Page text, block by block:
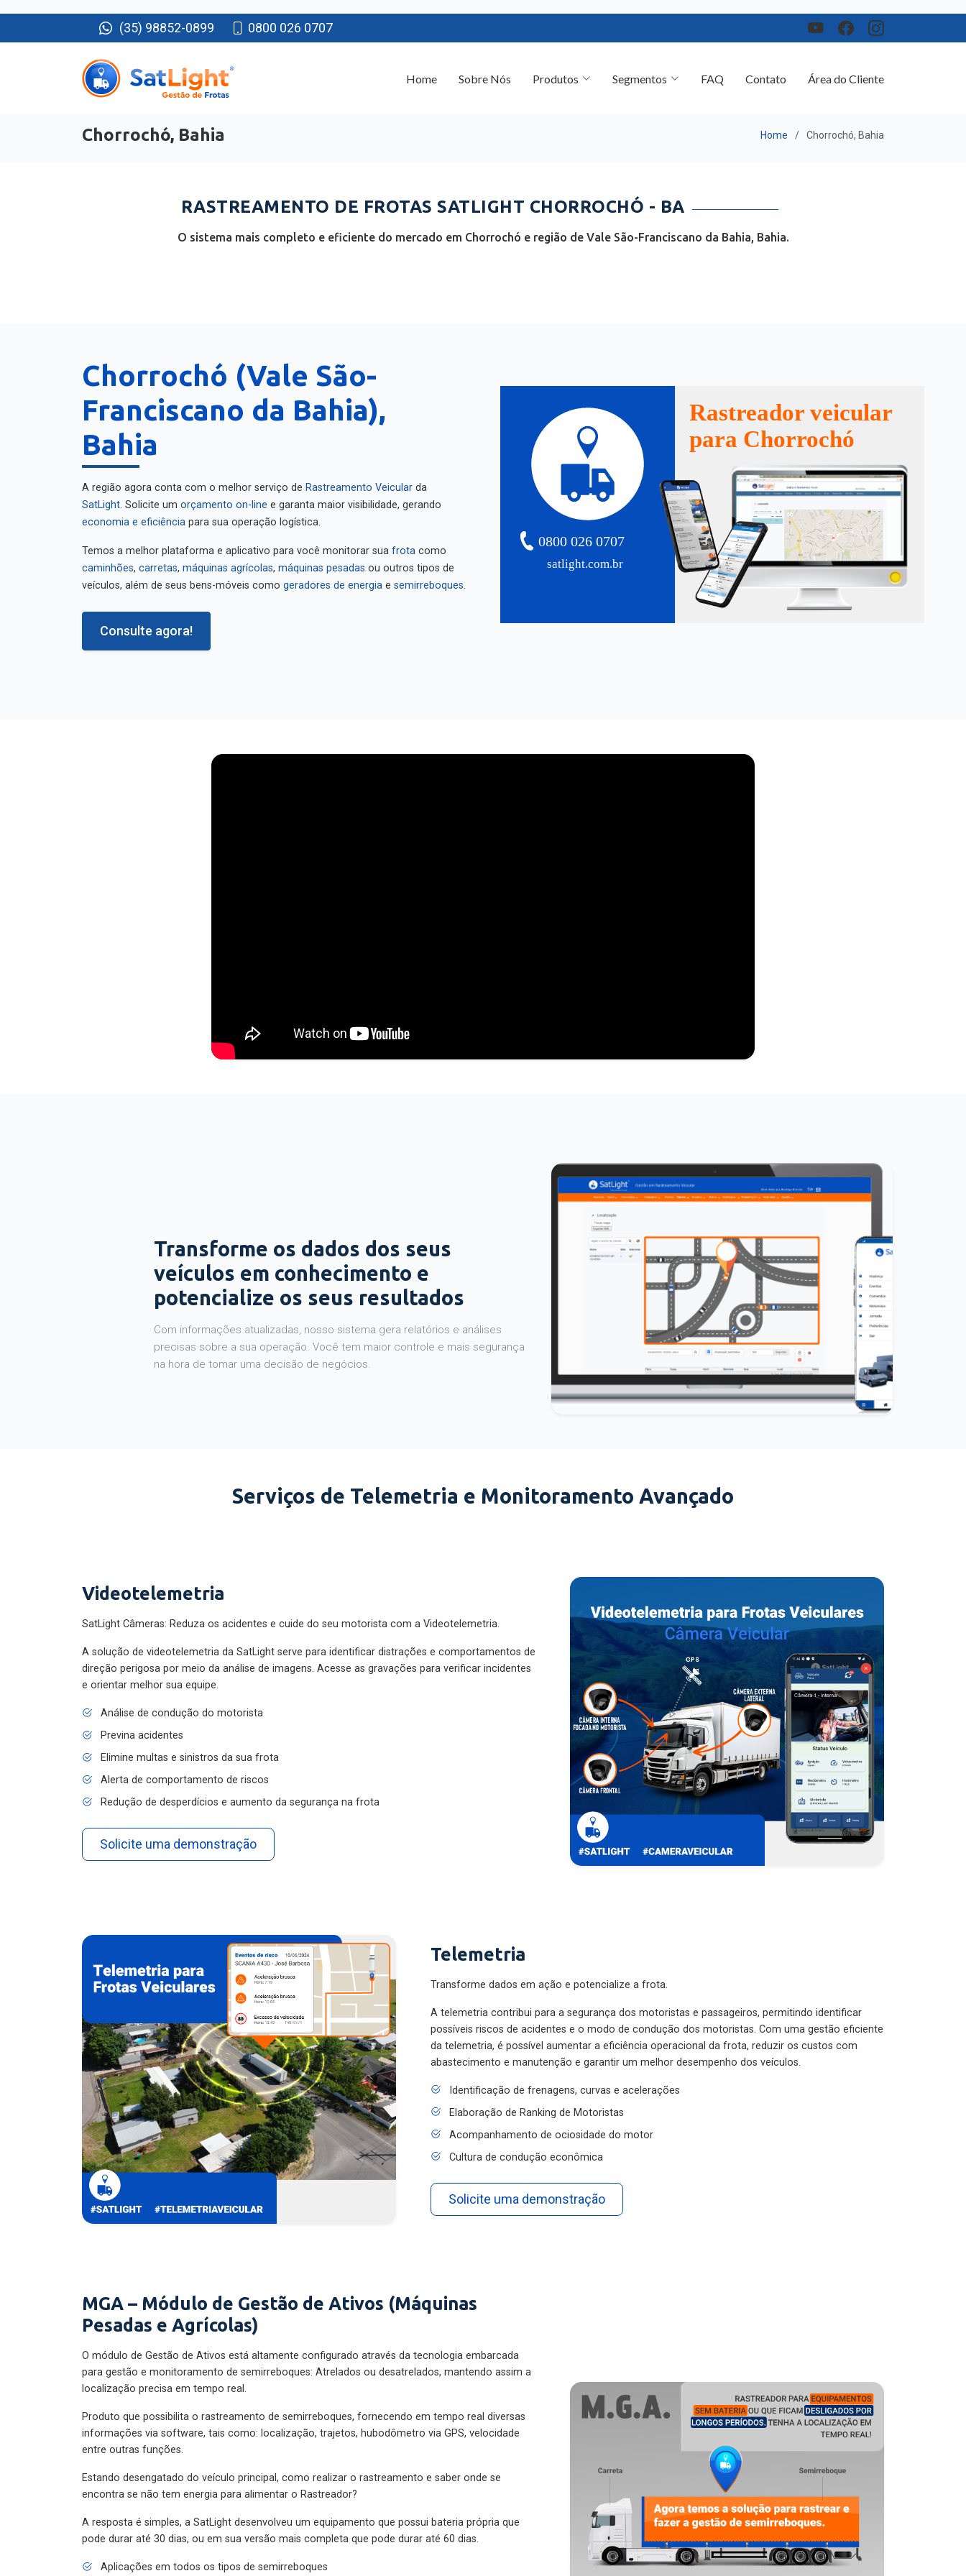
(35) 98852-0899 0800 026 0707
Chorrochó, Bahia
RASTREAMENTO DE FROTAS SATLIGHT CHORROCHÓ - BA
O sistema mais completo e eficiente do mercado em Chorrochó e região de Vale São-Franciscano da Bahia, Bahia.
Chorrochó (Vale São-
Franciscano da Bahia),
Bahia
A região agora conta com o melhor serviço de Rastreamento Veicular
da
SatLight
. Solicite um orçamento on-line
e garanta maior visibilidade, gerando
economia e eficiência
para sua operação logística.
Temos a melhor plataforma e aplicativo para você monitorar sua frota
caminhões
máquinas agrícolas máquinas pesadas
ou outros tipos de
veículos, além de seus bens-móveis como
geradores de energia semirreboques
Consulte agora!
satlight.com.br
0800 026 0707
Rastreador veicular
para Chorrochó
Transforme os dados dos seus
veículos em conhecimento e
potencialize os seus resultados
Com informações atualizadas, nosso sistema gera relatórios e análises
precisas sobre a sua operação. Você tem maior controle e mais segurança
na hora de tomar uma decisão de negócios.
Serviços de Telemetria e Monitoramento Avançado
Videotelemetria
SatLight Câmeras: Reduza os acidentes e cuide do seu motorista com a Videotelemetria.
A solução de videotelemetria da SatLight serve para identificar distrações e comportamentos de
direção perigosa por meio da análise de imagens. Acesse as gravações para verificar incidentes
e orientar melhor sua equipe.
Análise de condução do motorista
Previna acidentes
Elimine multas e sinistros da sua frota
Alerta de comportamento de riscos
Redução de desperdícios e aumento da segurança na frota
Solicite uma demonstração
Telemetria
Transforme dados em ação e potencialize a frota.
A telemetria contribui para a segurança dos motoristas e passageiros, permitindo identificar
possíveis riscos de acidentes e o modo de condução dos motoristas. Com uma gestão eficiente
da telemetria, é possível aumentar a eficiência operacional da frota, reduzir os custos com
abastecimento e manutenção e garantir um melhor desempenho dos veículos.
Identificação de frenagens, curvas e acelerações
Elaboração de Ranking de Motoristas
Acompanhamento de ociosidade do motor
Cultura de condução econômica
Solicite uma demonstração
MGA – Módulo de Gestão de Ativos (Máquinas
Pesadas e Agrícolas)
O módulo de Gestão de Ativos está altamente configurado através da tecnologia embarcada
para gestão e monitoramento de semirreboques: Atrelados ou desatrelados, mantendo assim a
localização precisa em tempo real.
Produto que possibilita o rastreamento de semirreboques, fornecendo em tempo real diversas
informações via software, tais como: localização, trajetos, hubodômetro via GPS, velocidade
entre outras funções.
Estando desengatado do veículo principal, como realizar o rastreamento e saber onde se
encontra se não tem energia para alimentar o Rastreador?
A resposta é simples, a SatLight desenvolveu um equipamento que possui bateria própria que
pode durar até 30 dias, ou em sua versão mais completa que pode durar até 60 dias.
Aplicações em todos os tipos de semirreboques